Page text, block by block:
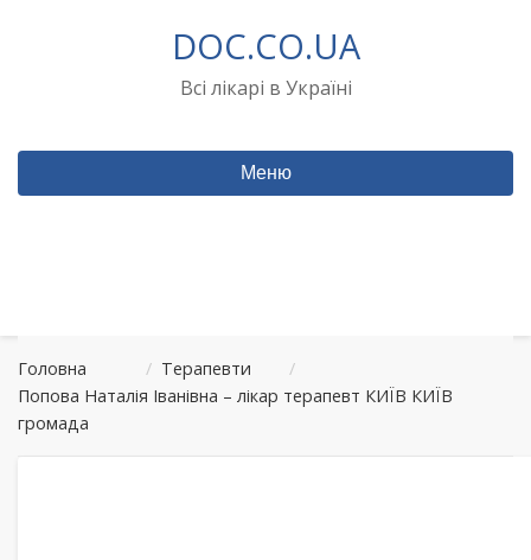
DOC.CO.UA
Всі лікарі в Україні
Меню
Головна / Терапевти
/
Попова Наталія Іванівна – лікар терапевт КИЇВ КИЇВ
громада